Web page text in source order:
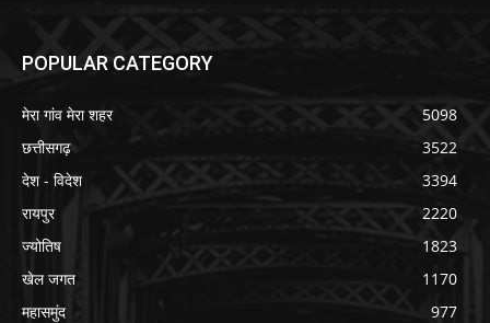
POPULAR CATEGORY
मेरा गांव मेरा शहर
5098
छत्तीसगढ़
3522
देश - विदेश
3394
रायपुर
2220
ज्योतिष
1823
खेल जगत
1170
महासमुंद
977